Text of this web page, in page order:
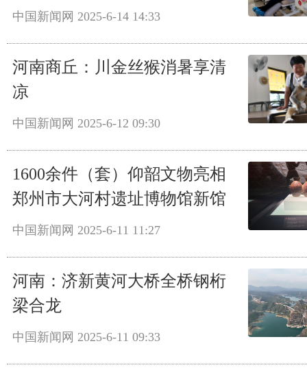
中国新闻网 2025-6-14 14:33
河南商丘：川金丝猴消暑享清
凉
中国新闻网 2025-6-12 09:30
1600余件（套）仰韶文物亮相
郑州市大河村遗址博物馆新馆
中国新闻网 2025-6-11 11:27
河南：济新黄河大桥全桥钢桁
梁合龙
中国新闻网 2025-6-11 09:33